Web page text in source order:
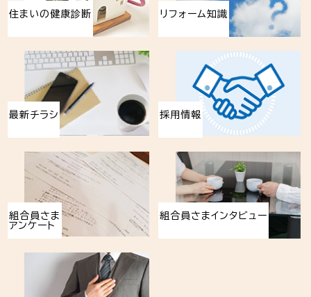
住まいの健康診断 リフォーム知識
最新チラシ 採用情報
組合員さま
アンケート
組合員さまインタビュー